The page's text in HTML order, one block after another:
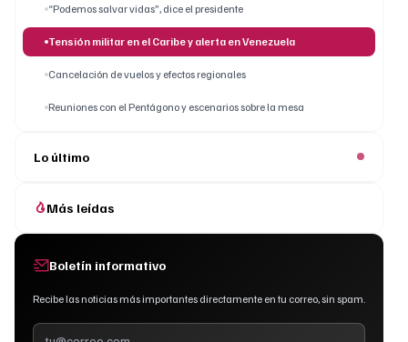
“Podemos salvar vidas”, dice el presidente
Tensión militar en el Caribe y alerta en Venezuela
Cancelación de vuelos y efectos regionales
Reuniones con el Pentágono y escenarios sobre la mesa
Lo último
Más leídas
Boletín informativo
Recibe las noticias más importantes directamente en tu correo, sin spam.